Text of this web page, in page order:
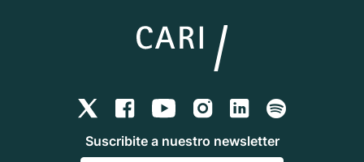
Suscribite a nuestro newsletter